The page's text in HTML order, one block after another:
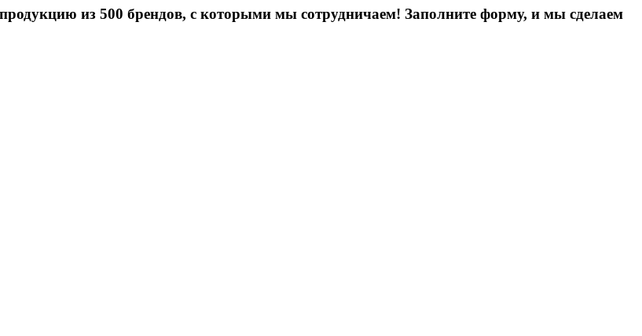
из 500 брендов, с которыми мы сотрудничаем! Заполните форму, и мы сделаем